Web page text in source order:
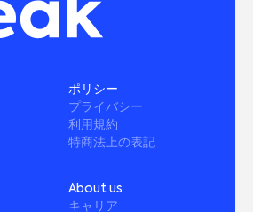
About us
キャリア
ポリシー
プライバシー
利用規約
特商法上の表記